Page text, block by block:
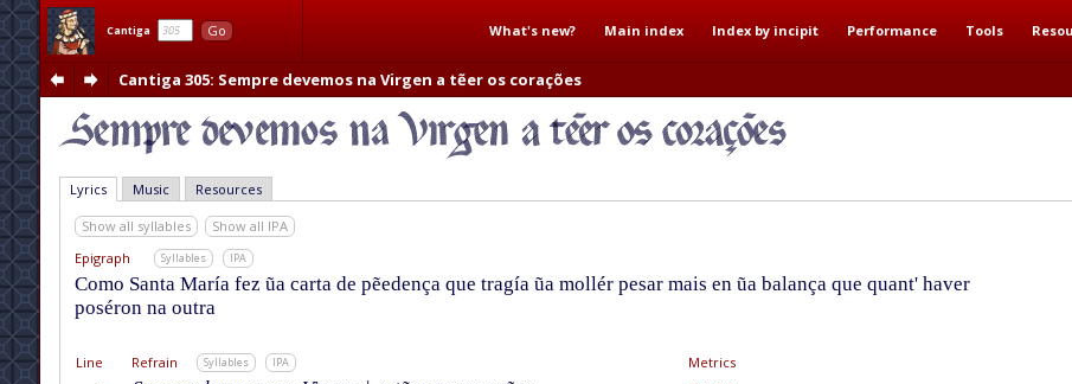
Cantiga Go What's new? Main index Index by incipit Performance Tools
Cantiga 305: Sempre devemos na Virgen a tẽer os corações
Lyrics Music Resources
Show all syllables
Show all IPA
Epigraph
Syllables IPA
Como Santa María fez ũa carta de pẽedença que tragía ũa mollér pesar mais en ũa balança que quant' haver
poséron na outra
Line Refrain Syllables IPA
Metrics